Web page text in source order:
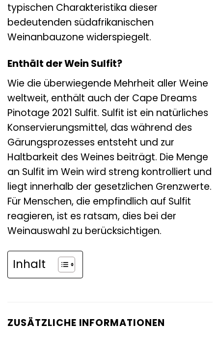
typischen Charakteristika dieser
bedeutenden südafrikanischen
Weinanbauzone widerspiegelt.
Enthält der Wein Sulfit?
Wie die überwiegende Mehrheit aller Weine
weltweit, enthält auch der Cape Dreams
Pinotage 2021 Sulfit. Sulfit ist ein natürliches
Konservierungsmittel, das während des
Gärungsprozesses entsteht und zur
Haltbarkeit des Weines beiträgt. Die Menge
an Sulfit im Wein wird streng kontrolliert und
liegt innerhalb der gesetzlichen Grenzwerte.
Für Menschen, die empfindlich auf Sulfit
reagieren, ist es ratsam, dies bei der
Weinauswahl zu berücksichtigen.
Inhalt
ZUSÄTZLICHE INFORMATIONEN